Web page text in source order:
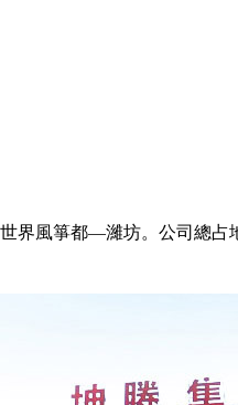
界風箏都—濰坊。公司總